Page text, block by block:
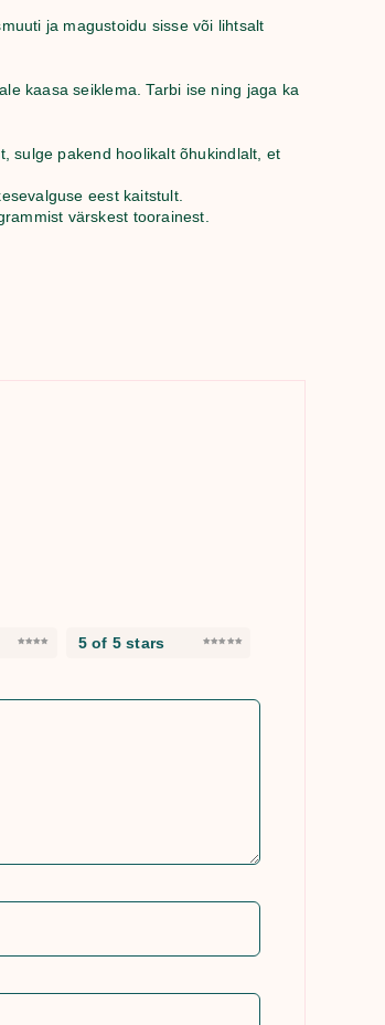
ja magustoidu sisse või lihtsalt
kaasa seiklema. Tarbi ise ning jaga ka
sulge pakend hoolikalt õhukindlalt, et
eest kaitstult.
värskest toorainest.
5 of 5 stars